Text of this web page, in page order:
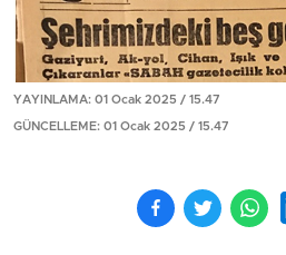
YAYINLAMA: 01 Ocak 2025 / 15.47
GÜNCELLEME: 01 Ocak 2025 / 15.47